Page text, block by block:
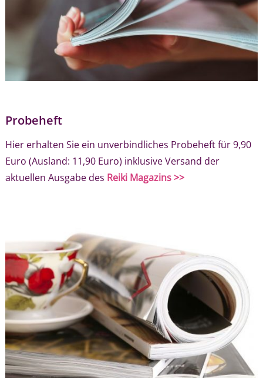
Probeheft
Hier erhalten Sie ein unverbindliches Probeheft für 9,90
Euro (Ausland: 11,90 Euro) inklusive Versand der
aktuellen Ausgabe des Reiki Magazins >>